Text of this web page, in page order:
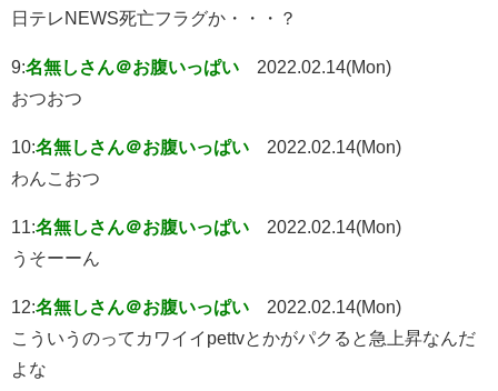
日テレNEWS死亡フラグか・・・？
9:名無しさん＠お腹いっぱい
2022.02.14(Mon)
おつおつ
10:名無しさん＠お腹いっぱい
2022.02.14(Mon)
わんこおつ
11:名無しさん＠お腹いっぱい
2022.02.14(Mon)
うそーーん
12:名無しさん＠お腹いっぱい
2022.02.14(Mon)
こういうのってカワイイpettvとかがパクると急上昇なんだ
よな